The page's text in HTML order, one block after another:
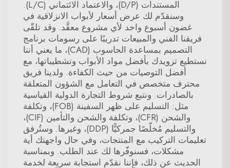
المستندات (D/P)، والاعتماد الائتماني (L/C).
وسنقدّم لك عرض أسعار لأبواب الانزلاقية في
غضون أسبوع واحد لأي مشروع معقَّد. وقد تلقّى
فريقنا الفني والمبيعات تدريبًا على رسومات برنامج
التصميم بمساعدة الحاسوب (CAD)، ما يعني أننا
نستطيع تزويدك بأفضل مواد الأبواب وتشطيباتها، مع
أفضل التوصيات من حيث الكفاءة. ولدينا فريق
محترف متخصص في التعامل مع الشؤون المتعلقة
بالصادرات. ونتبع شروط التجارة الدولية القياسية
مثل: التسليم على ظهر السفينة (FOB)، وتكلفة
والشحن (CFR)، وتكلفة والشحن والتأمين (CIF)،
والتسليم مُخلّصًا جمركيًّا (DDP)، وغيرها. وستُرفق
تعليمات التركيب مع المنتجات، وفي حال واجهتك أية
مشكلات، فسنوفّرها لك عند الطلب. وبمناسبة
الحديث عن ذلك، فإننا نقدّم استجابة سريعة لخدمة